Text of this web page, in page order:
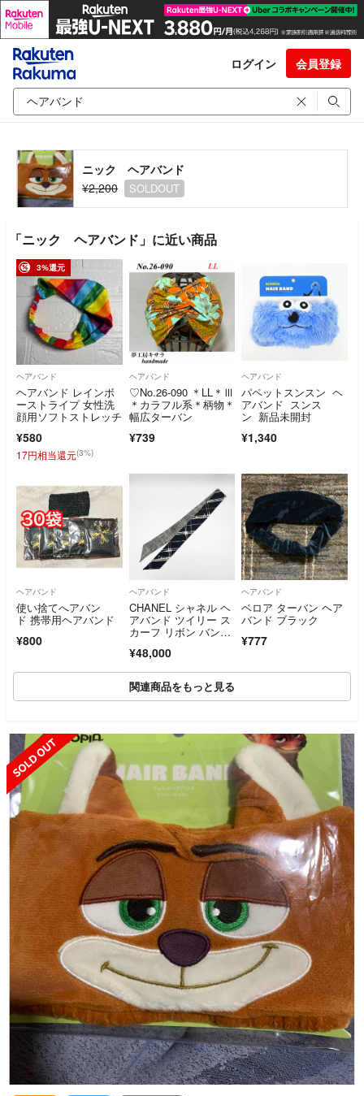
ログイン 会員登録
ニック ヘアバンド
¥2,200
SOLDOUT
「ニック ヘアバンド」に近い商品
3%還元
ヘアバンド
ヘアバンド レインボ
ーストライプ 女性洗
顔用ソフトストレッチ
¥580
17円相当還元(3%)
ヘアバンド
♡No.26-090 ＊LL＊Ⅲ
＊カラフル系＊柄物＊
幅広ターバン
¥739
ヘアバンド
パペットスンスン ヘ
アバンド スンス
ン 新品未開封
¥1,340
ヘアバンド
使い捨てへアバン
ド 携帯用ヘアバンド
¥800
ヘアバンド
CHANEL シャネル ヘ
アバンド ツイリー ス
カーフ リボン バンド
ワイト 2026SS AAB9
64 B24379 UA257 超
美品
¥48,000
ヘアバンド
ベロア ターバン ヘア
バンド ブラック
¥777
関連商品をもっと見る
SOLD OUT